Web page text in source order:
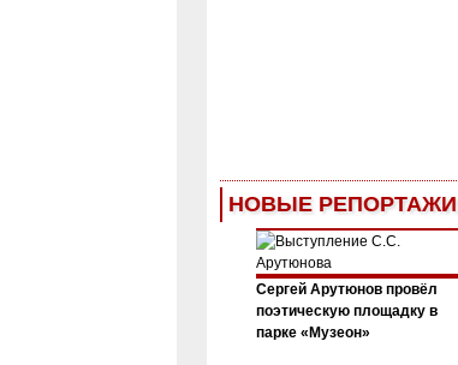
НОВЫЕ РЕПОРТАЖИ
Сергей Арутюнов провёл
поэтическую площадку в
парке «Музеон»